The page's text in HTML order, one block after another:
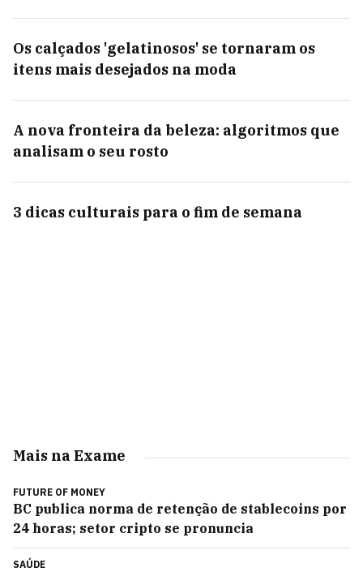
Os calçados 'gelatinosos' se tornaram os
itens mais desejados na moda
A nova fronteira da beleza: algoritmos que
analisam o seu rosto
3 dicas culturais para o fim de semana
Mais na Exame
FUTURE OF MONEY
BC publica norma de retenção de stablecoins por
24 horas; setor cripto se pronuncia
SAÚDE